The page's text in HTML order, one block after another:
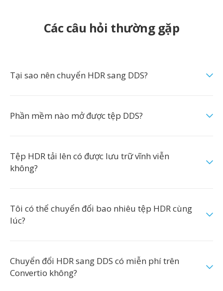
Các câu hỏi thường gặp
Tại sao nên chuyển HDR sang DDS?
Phần mềm nào mở được tệp DDS?
Tệp HDR tải lên có được lưu trữ vĩnh viễn
không?
Tôi có thể chuyển đổi bao nhiêu tệp HDR cùng
lúc?
Chuyển đổi HDR sang DDS có miễn phí trên
Convertio không?